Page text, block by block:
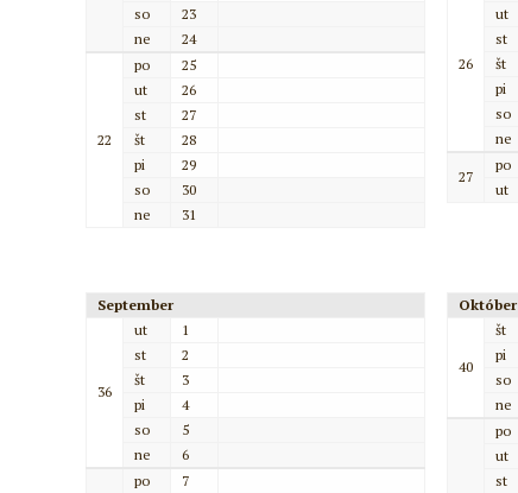
so
23
ne
24
22
po
25
ut
26
st
27
št
28
pi
29
so
30
ne
31
26
ut
st
št
pi
so
ne
27
po
ut
September
36
ut
1
st
2
št
3
pi
4
so
5
ne
6
po
7
Október
40
št
pi
so
ne
po
ut
st